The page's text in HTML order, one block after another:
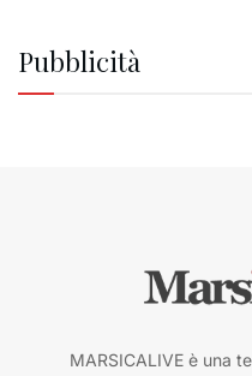
Pubblicità
MARSICALIVE è una